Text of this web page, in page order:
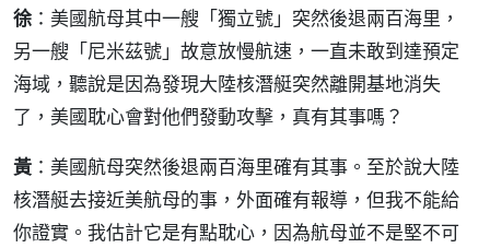
徐 ：美國航母其中一艘「獨立號」突然後退兩百海里，
另一艘「尼米茲號」故意放慢航速，一直未敢到達預定
海域，聽說是因為發現大陸核潛艇突然離開基地消失
了，美國耽心會對他們發動攻擊，真有其事嗎？
黃 ：美國航母突然後退兩百海里確有其事。至於說大陸
核潛艇去接近美航母的事，外面確有報導，但我不能給
你證實。我估計它是有點耽心，因為航母並不是堅不可